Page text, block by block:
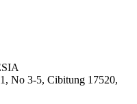
No 3-5, Cibitung 17520,